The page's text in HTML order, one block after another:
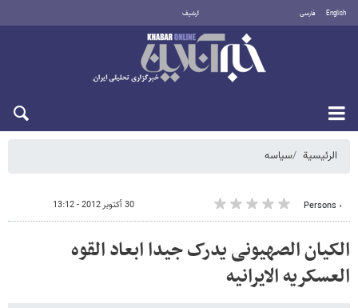
English فارسی أرشيف
الرئيسية سیاسه
٠ Persons 30 أكتوبر 2012 - 13:12
الکیان الصهیونی یدرک جیدا ابعاد القوه
العسکریه الایرانیه